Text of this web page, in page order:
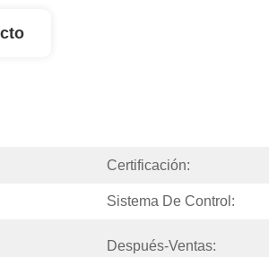
Certificación:
Sistema De Control:
Después-Ventas: